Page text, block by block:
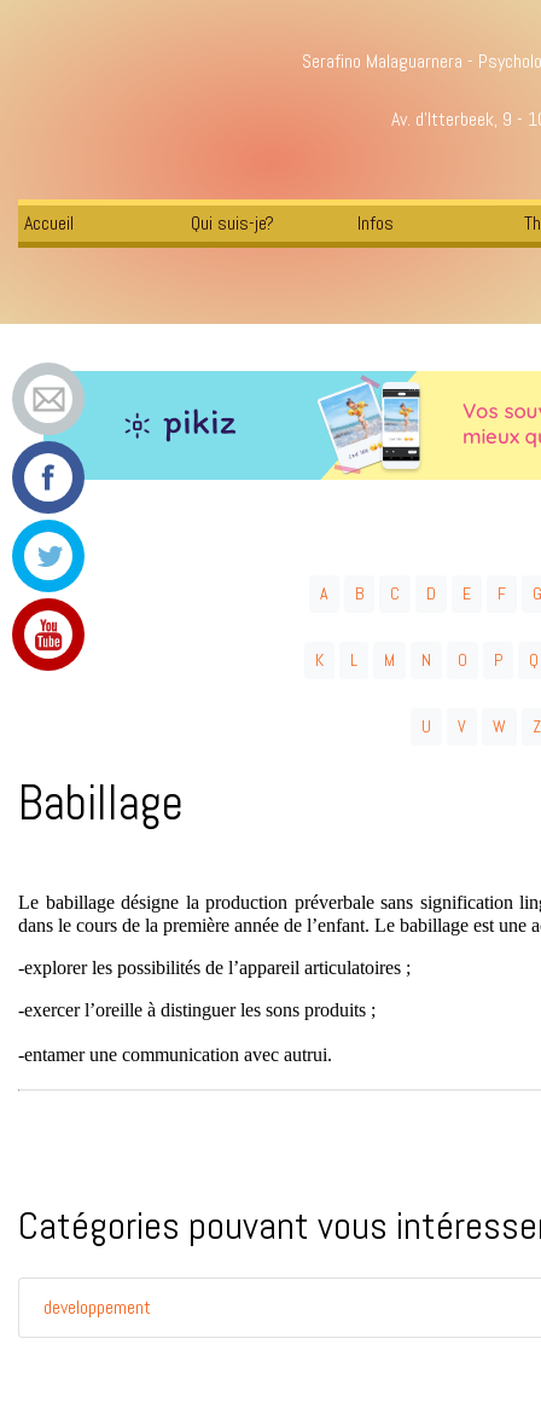
Serafino Malaguarnera -
Av. d'Itterbeek, 9 -
Accueil Qui suis-je? Infos
A B C D E F G
K L M N O P Q
U V W Z
Babillage
Le babillage désigne la production préverbale sans signification
dans le cours de la première année de l’enfant. Le babillage est une
-explorer les possibilités de l’appareil articulatoires ;
-exercer l’oreille à distinguer les sons produits ;
-entamer une communication avec autrui.
Catégories pouvant vous
developpement